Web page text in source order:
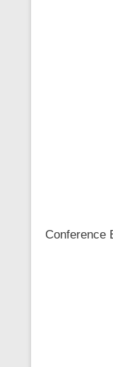
Conference